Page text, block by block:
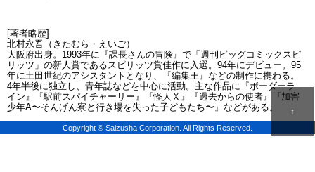
[著者略歴]
北村永吾（きたむら・えいご）
大阪府出身。1993年に『課長さんの冒険』で「週刊ビッグコミックスピ
リッツ」の新人賞であるスピリッツ賞佳作に入選。94年にデビュー。95
年に土田世紀のアシスタントとなり、『編集王』などの制作に携わる。
4年半後に独立し、青年誌などを中心に活動。主な作品に『ボーダーラ
イン』『駅前スパイチャーリー』『怪人Ｘ』『過去からの使者』『加害
少年A〜そんげん寮と行き場を失った子どもたち〜』などがある。
↑
Copyright © Saizusha Corporation. All Rights Reserved.